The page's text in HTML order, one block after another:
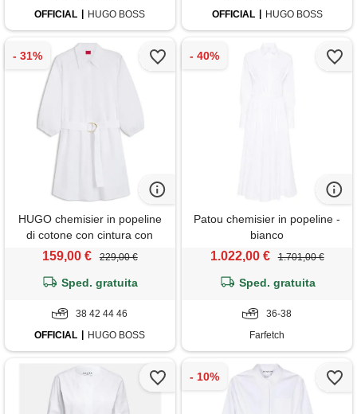
OFFICIAL
HUGO BOSS
OFFICIAL
HUGO BOSS
HUGO chemisier in popeline
di cotone con cintura con
fibbia, bianco
159,00 € 229,00 €
Sped. gratuita
38 42 44 46
OFFICIAL
HUGO BOSS
Patou chemisier in popeline -
bianco
1.022,00 € 1.701,00 €
Sped. gratuita
36-38
Farfetch